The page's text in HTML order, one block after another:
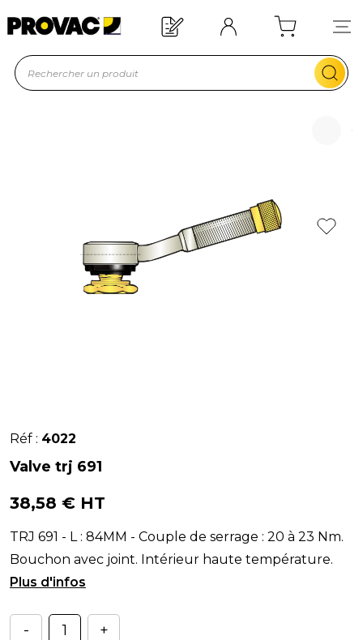
d'un équipement ?
Réf : 4022
Valve trj 691
38,58 € HT
TRJ 691 - L : 84MM - Couple de serrage : 20 à 23 Nm.
Bouchon avec joint. Intérieur haute température.
Changer le joint à chaque démontage en le grais
- +